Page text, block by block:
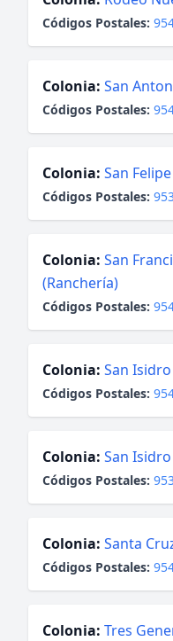
Códigos Postales:
Colonia: San
Códigos Postales:
Colonia: San
Códigos Postales:
Colonia: San
(Ranchería)
Códigos Postales:
Colonia: San
Códigos Postales:
Colonia: San
Códigos Postales:
Colonia: Santa
Códigos Postales:
Colonia: Tres